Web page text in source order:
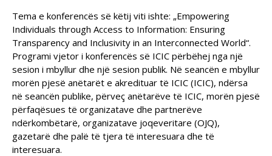
Tema e konferencës së këtij viti ishte: „Empowering
Individuals through Access to Information: Ensuring
Transparency and Inclusivity in an Interconnected World“.
Programi vjetor i konferencës së ICIC përbëhej nga një
sesion i mbyllur dhe një sesion publik. Në seancën e mbyllur
morën pjesë anëtarët e akredituar të ICIC (ICIC), ndërsa
në seancën publike, përveç anëtarëve të ICIC, morën pjesë
përfaqësues të organizatave dhe partnerëve
ndërkombëtarë, organizatave joqeveritare (OJQ),
gazetarë dhe palë të tjera të interesuara dhe të
interesuara.